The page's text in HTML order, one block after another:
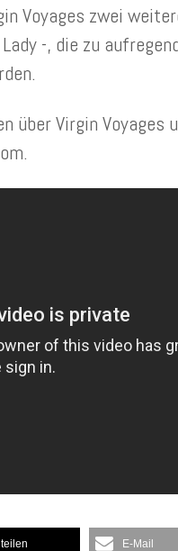
Voyages zwei
-, die zu
über Virgin Voyages
teilen E-Mail